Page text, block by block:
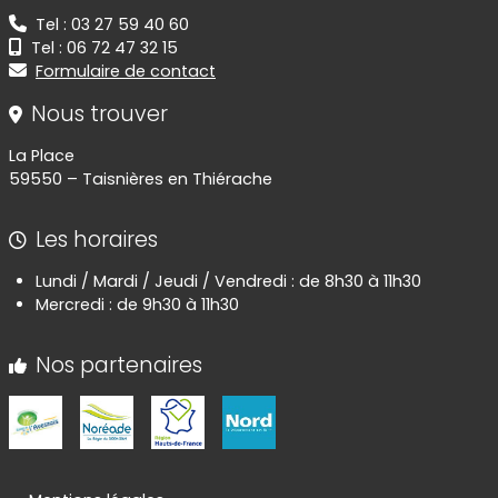
Tel : 03 27 59 40 60
Tel : 06 72 47 32 15
Formulaire de contact
Nous trouver
La Place
59550 – Taisnières en Thiérache
Les horaires
Lundi / Mardi / Jeudi / Vendredi : de 8h30 à 11h30
Mercredi : de 9h30 à 11h30
Nos partenaires